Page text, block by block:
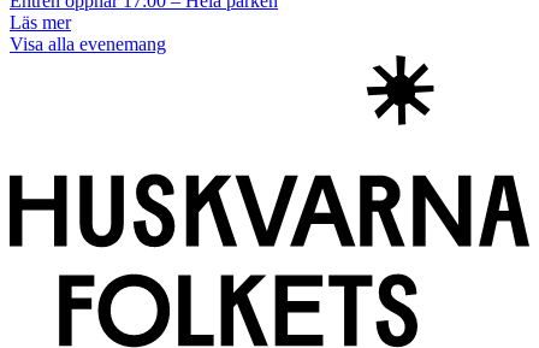
Läs mer
Visa alla evenemang